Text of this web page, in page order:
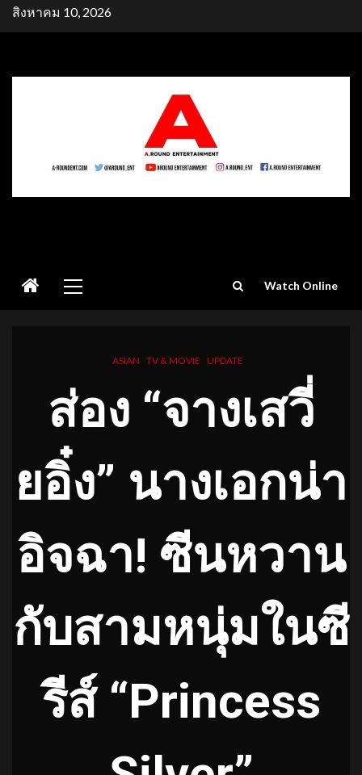
Skipสิงหาคม 10, 2026
Menu
Watch Online
ASIAN TV & MOVIE UPDATE
ส่อง “จางเสวี่
ยอิ๋ง” นางเอกน่า
อิจฉา! ซีนหวาน
กับสามหนุ่มในซี
รีส์ “Princess